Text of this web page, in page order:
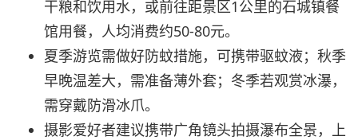
干粮和饮用水，或前往距景区1公里的石城镇餐
馆用餐，人均消费约50-80元。
夏季游览需做好防蚊措施，可携带驱蚊液；秋季
早晚温差大，需准备薄外套；冬季若观赏冰瀑，
需穿戴防滑冰爪。
摄影爱好者建议携带广角镜头拍摄瀑布全景，上